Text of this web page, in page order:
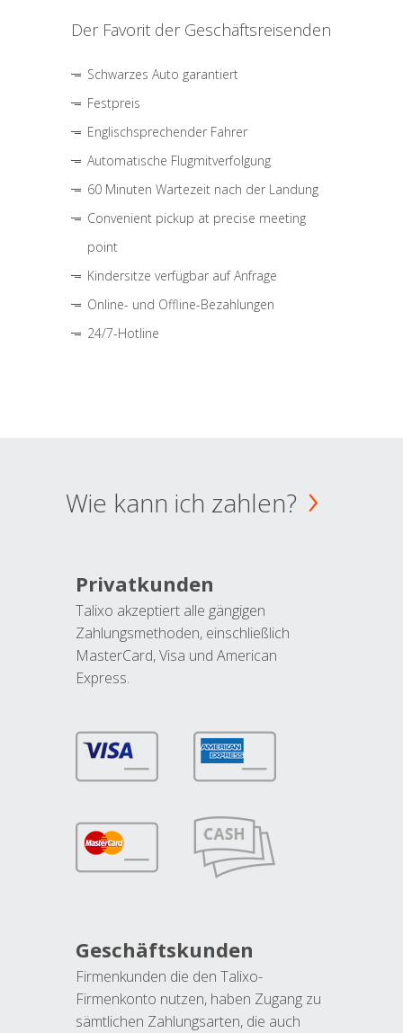
Der Favorit der Geschäftsreisenden
Schwarzes Auto garantiert
Festpreis
Englischsprechender Fahrer
Automatische Flugmitverfolgung
60 Minuten Wartezeit nach der Landung
Convenient pickup at precise meeting
point
Kindersitze verfügbar auf Anfrage
Online- und Offline-Bezahlungen
24/7-Hotline
Wie kann ich zahlen?
Privatkunden
Talixo akzeptiert alle gängigen
Zahlungsmethoden, einschließlich
MasterCard, Visa und American
Express.
Geschäftskunden
Firmenkunden die den Talixo-
Firmenkonto nutzen, haben Zugang zu
sämtlichen Zahlungsarten, die auch